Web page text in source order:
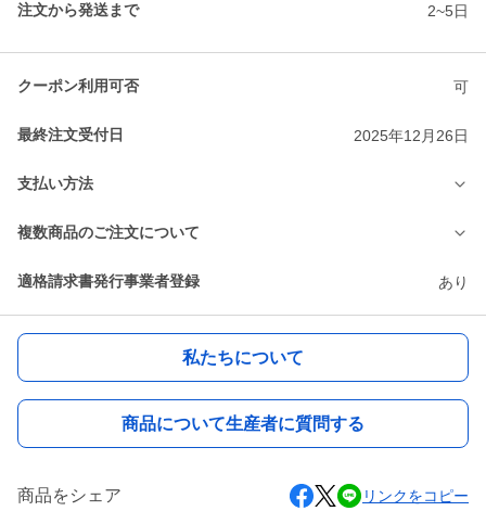
注文から発送まで 2~5日
クーポン利用可否 可
最終注文受付日 2025年12月26日
支払い方法
複数商品のご注文について
適格請求書発行事業者登録 あり
私たちについて
商品について生産者に質問する
商品をシェア リンクをコピー